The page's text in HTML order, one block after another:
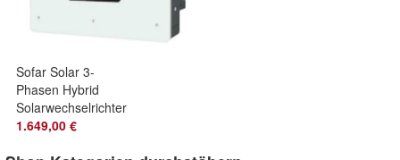
Sofar Solar 3-
Phasen Hybrid
Solarwechselrichter
HYD 8KTL-3PH
1.649,00 €